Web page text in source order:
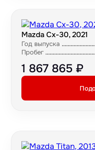
Mazda Cx-30, 2021
Год выпуска
Пробег
1 867 865 ₽